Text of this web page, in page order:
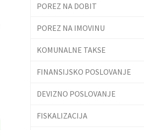
POREZ NA DOBIT
POREZ NA IMOVINU
KOMUNALNE TAKSE
FINANSIJSKO POSLOVANJE
DEVIZNO POSLOVANJE
FISKALIZACIJA